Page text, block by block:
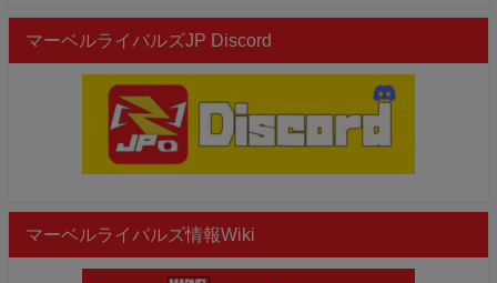
マーベルライバルズJP Discord
マーベルライバルズ情報Wiki